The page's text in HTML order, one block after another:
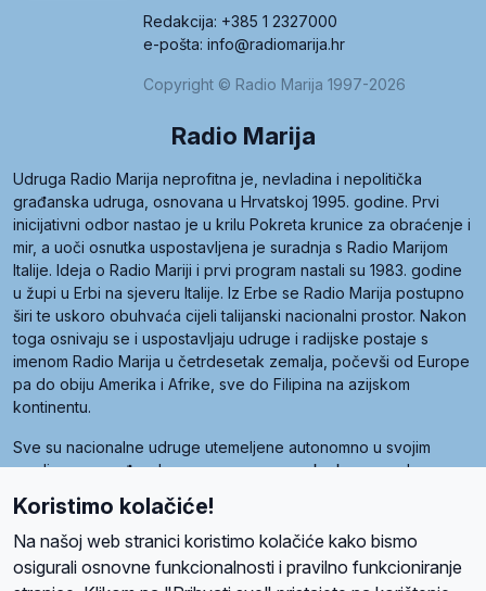
Redakcija: +385 1 2327000
e-pošta: info@radiomarija.hr
Copyright © Radio Marija 1997-2026
Radio Marija
Udruga Radio Marija neprofitna je, nevladina i nepolitička
građanska udruga, osnovana u Hrvatskoj 1995. godine. Prvi
inicijativni odbor nastao je u krilu Pokreta krunice za obraćenje i
mir, a uoči osnutka uspostavljena je suradnja s Radio Marijom
Italije. Ideja o Radio Mariji i prvi program nastali su 1983. godine
u župi u Erbi na sjeveru Italije. Iz Erbe se Radio Marija postupno
širi te uskoro obuhvaća cijeli talijanski nacionalni prostor. Nakon
toga osnivaju se i uspostavljaju udruge i radijske postaje s
imenom Radio Marija u četrdesetak zemalja, počevši od Europe
pa do obiju Amerika i Afrike, sve do Filipina na azijskom
kontinentu.
Sve su nacionalne udruge utemeljene autonomno u svojim
zemljama, a međusobna su povezane preko krovne udruge
pod nazivom Svjetska obitelj Radio Marije (World Family of
Radio Maria). Svjetsku obitelj utemeljilo je sedam članica, među
kojima je i hrvatska Udruga Radio Marija.
Koristimo kolačiće!
Na našoj web stranici koristimo kolačiće kako bismo
osigurali osnovne funkcionalnosti i pravilno funkcioniranje